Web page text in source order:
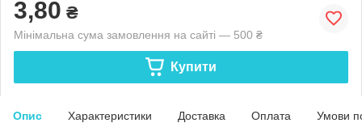
3,80 ₴
Мінімальна сума замовлення на сайті — 500 ₴
Купити
Опис Характеристики Доставка Оплата Умови